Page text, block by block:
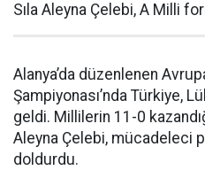
Sıla Aleyna Çelebi, A Milli
Alanya’da düzenlenen
Şampiyonası’nda Türkiye,
geldi. Millilerin 11-0
Aleyna Çelebi, mücadeleci
doldurdu.